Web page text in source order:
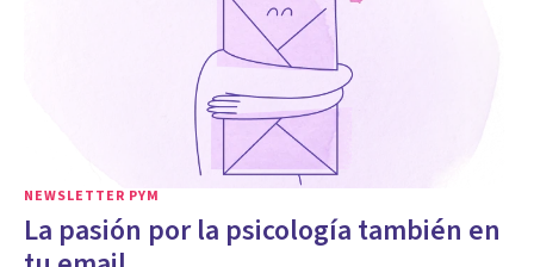
NEWSLETTER PYM
La pasión por la psicología también en